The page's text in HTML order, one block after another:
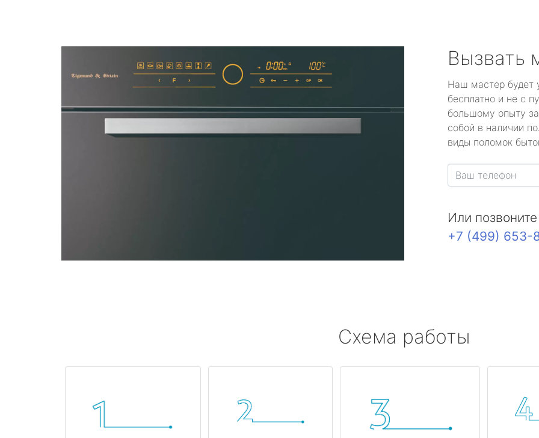
Вызвать
Наш мастер будет
бесплатно и не с
большому опыту
собой в наличии
виды поломок
Или
+7 (499) 653-
Схема работы